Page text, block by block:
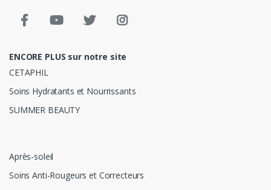
ENCORE PLUS sur notre site
CETAPHIL
Soins Hydratants et Nourrissants
SUMMER BEAUTY
Après-soleil
Soins Anti-Rougeurs et Correcteurs